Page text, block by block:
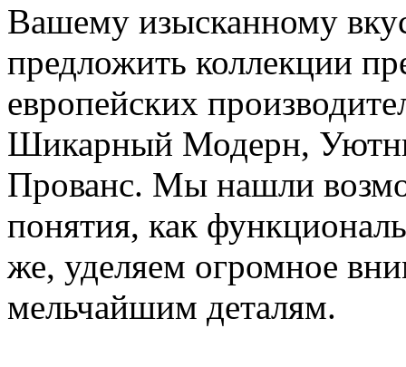
Вашему изысканному
предложить коллекции
европейских
Шикарный Модерн,
Прованс. Мы нашли
понятия, как
же, уделяем огромное
мельчайшим деталям.